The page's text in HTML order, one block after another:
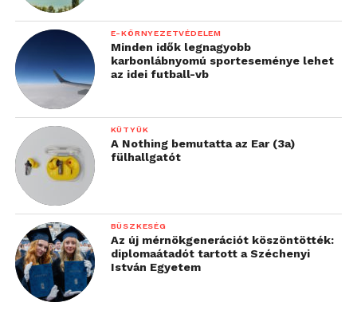
E-KÖRNYEZETVÉDELEM
Minden idők legnagyobb
karbonlábnyomú sporteseménye lehet
az idei futball-vb
KÜTYÜK
A Nothing bemutatta az Ear (3a)
fülhallgatót
BÜSZKESÉG
Az új mérnökgenerációt köszöntötték:
diplomaátadót tartott a Széchenyi
István Egyetem